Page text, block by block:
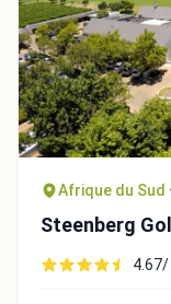
Afrique du Sud
Steenberg
4.67/